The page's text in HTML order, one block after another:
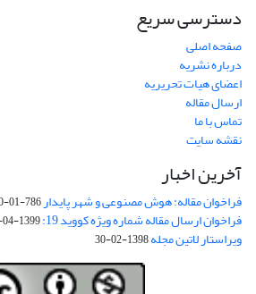
دسترسی سریع
صفحه اصلی
درباره نشریه
اعضای هیات تحریریه
ارسال مقاله
تماس با ما
نقشه سایت
آخرین اخبار
فراخوان مقاله: هوش مصنوعی و شهر پایدار786-01-0-1279
فراخوان ارسال مقاله شماره ویژه کووید 19: 1399-04-23
ویراستار لاتین مجله1398-02-30